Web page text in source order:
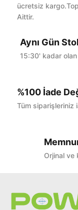
ücretsiz
Aittir.
Aynı Gün
15:30' kadar
%100 İade
Tüm siparişleriniz
Orjinal ve